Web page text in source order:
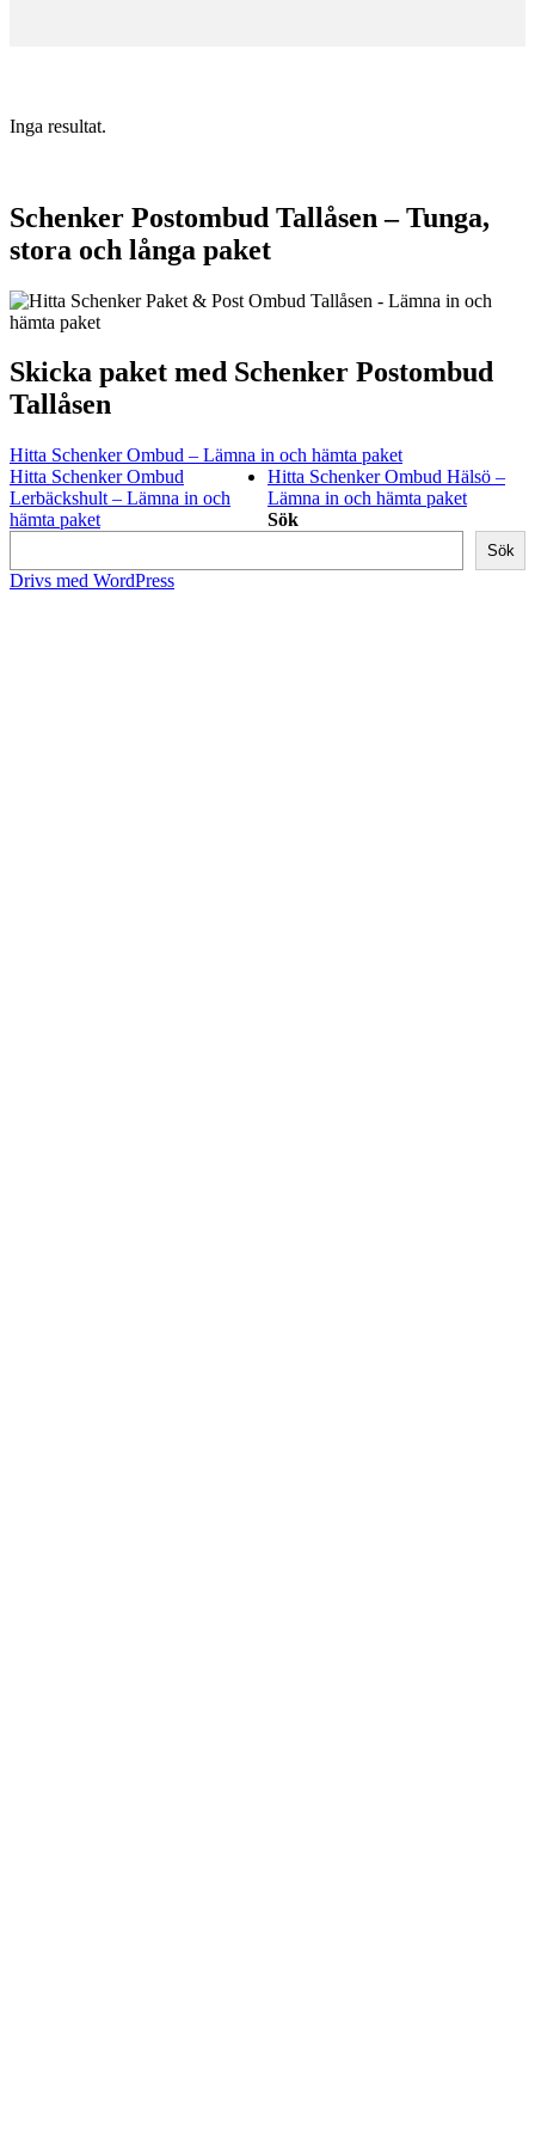
Inga resultat.
Schenker Postombud Tallåsen – Tunga,
stora och långa paket
Skicka paket med Schenker Postombud
Tallåsen
Hitta Schenker Ombud – Lämna in och hämta paket
Hitta Schenker Ombud
Lerbäckshult – Lämna in och
hämta paket
Hitta Schenker Ombud Hälsö –
Lämna in och hämta paket
Sök
Sök
Drivs med WordPress